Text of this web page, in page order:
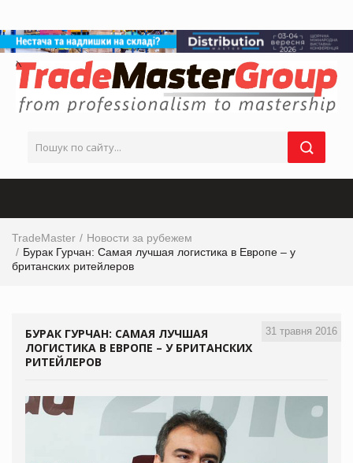
TradeMaster
Новости за рубежем
Бурак Гурчан: Самая лучшая логистика в Европе – у
британских ритейлеров
31 травня 2016
БУРАК ГУРЧАН: САМАЯ ЛУЧШАЯ
ЛОГИСТИКА В ЕВРОПЕ – У БРИТАНСКИХ
РИТЕЙЛЕРОВ